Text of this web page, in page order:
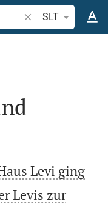
Bibelstelle oder
SLT
Levi ging
Levis zur